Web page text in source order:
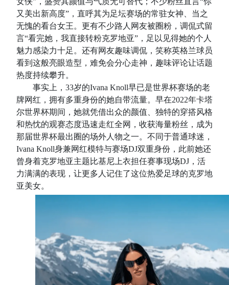
又美出新高度”，直呼其为足坛赛场的常驻女神、当之
无愧的看台女王。更有不少路人网友被圈粉，调侃式留
言“看完她，我直接转粉克罗地亚”，足以见得她的个人
魅力感染力十足。还有网友趣味调侃，笑称英格兰球员
看到这般亮眼造型，难免会分心走神，趣味评论让话题
热度持续攀升。
事实上，33岁的Ivana Knoll早已是世界杯赛场的老
牌网红，拥有多重身份的她自带流量。早在2022年卡塔
尔世界杯期间，她就凭借出众的颜值、独特的穿搭风格
和热忱的观赛态度迅速走红全网，收获海量粉丝，成为
那届世界杯最出圈的场外人物之一。不同于普通球迷，
Ivana Knoll身兼网红模特与赛场DJ双重身份，此前她还
曾身着克罗地亚主题比基尼上衣担任赛事现场DJ，活
力满满的表现，让更多人记住了这位热爱足球的克罗地
亚美女。